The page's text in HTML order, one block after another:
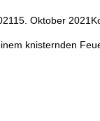
15. Oktober 2021
knisternden